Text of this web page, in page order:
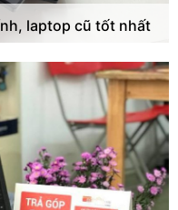
laptop cũ tốt nhất